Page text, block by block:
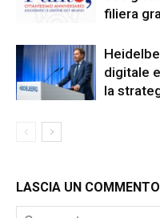
filiera
digitale
la
LASCIA UN COMMENTO